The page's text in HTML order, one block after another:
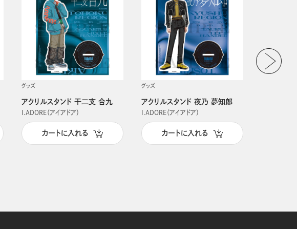
グッズ
アクリルスタンド 干二支 合九
I.ADORE（アイアドア）
カートに入れる
グッズ
アクリルスタンド 夜乃 夢知郎
I.ADORE（アイアドア）
カートに入れる